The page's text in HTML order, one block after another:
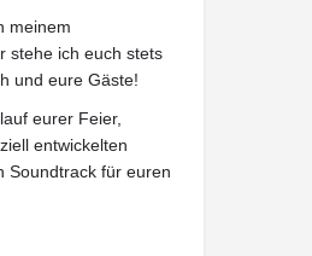
meinem
stehe ich euch stets
und eure Gäste!
eurer Feier,
entwickelten
Soundtrack für euren